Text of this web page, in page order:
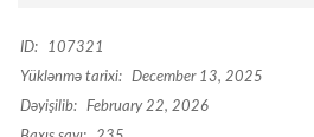
ID:
107321
Yüklənmə tarixi:
December 13, 2025
Dəyişilib:
February 22, 2026